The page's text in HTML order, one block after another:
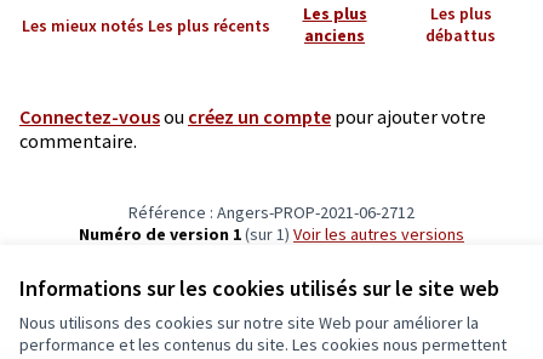
Informations sur les cookies utilisés sur le site web
Nous utilisons des cookies sur notre site Web pour améliorer la
performance et les contenus du site. Les cookies nous permettent
Les mieux notés Les plus récents
Les plus
anciens
Les plus
débattus
Connectez-vousou créez un compte pour ajouter votre
commentaire.
Référence : Angers-PROP-2021-06-2712
Numéro de version 1(sur 1)
voir les autres versions
Conditions d'utilisation
Paramètres des cookies